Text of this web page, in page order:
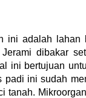
ini adalah
dibakar
ini bertujuan
padi ini sudah
tanah.